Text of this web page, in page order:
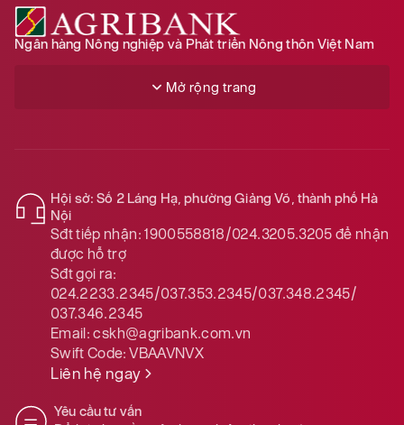
Ngân hàng Nông nghiệp và Phát triển Nông thôn Việt Nam
Mở rộng trang
Hội sở: Số 2 Láng Hạ, phường Giảng Võ, thành phố Hà
Nội
Sđt tiếp nhận: 1900558818/024.3205.3205để nhận
được hỗ trợ
Sđt gọi ra:
024.2233.2345/037.353.2345/037.348.2345/
037.346.2345
Email:cskh@agribank.com.vn
Swift Code:VBAAVNVX
Liên hệ ngay
Yêu cầu tư vấn